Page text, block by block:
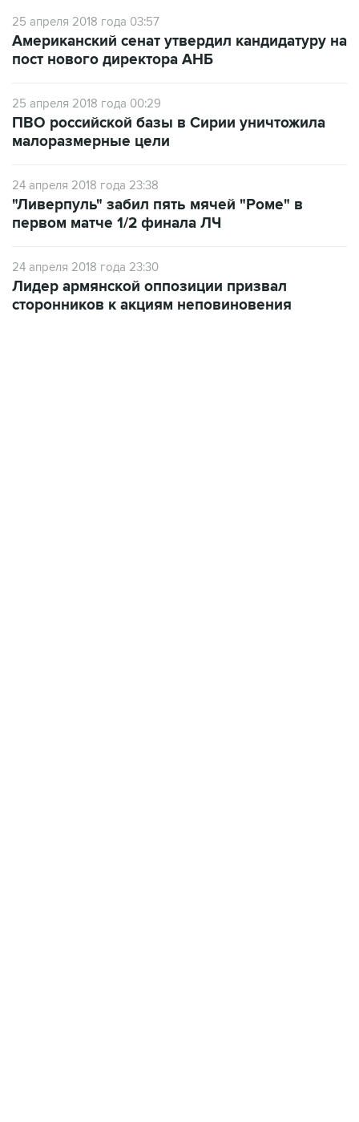
25 апреля 2018 года 03:57
Американский сенат утвердил кандидатуру на
пост нового директора АНБ
25 апреля 2018 года 00:29
ПВО российской базы в Сирии уничтожила
малоразмерные цели
24 апреля 2018 года 23:38
"Ливерпуль" забил пять мячей "Роме" в
первом матче 1/2 финала ЛЧ
24 апреля 2018 года 23:30
Лидер армянской оппозиции призвал
сторонников к акциям неповиновения